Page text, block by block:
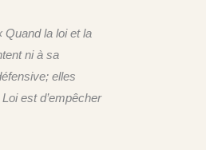
Quand la loi et la
ni à sa
elles
est d’empêcher